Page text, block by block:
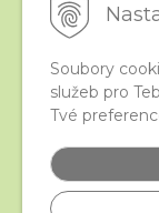
Soubory
služeb pro
Tvé